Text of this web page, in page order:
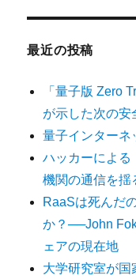
最近の投稿
「量子版 Zero
が示した次の安
量子インターネ
ハッカーによ
機関の通信を揺
RaaSは死んだ
か？──John
ェアの現在地
大学研究室が